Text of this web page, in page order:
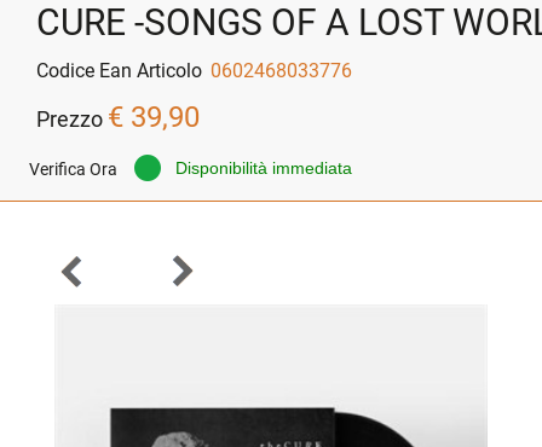
CURE -SONGS OF A LOST
Codice Ean Articolo 0602468033776
Prezzo € 39,90
Verifica Ora Disponibilità immediata